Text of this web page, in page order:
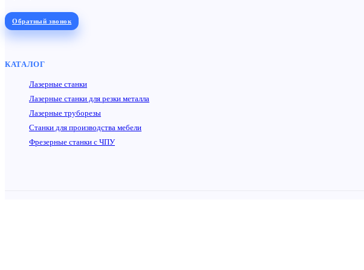
Обратный звонок
КАТАЛОГ
Лазерные станки
Лазерные станки для резки металла
Лазерные труборезы
Станки для производства мебели
Фрезерные станки с ЧПУ